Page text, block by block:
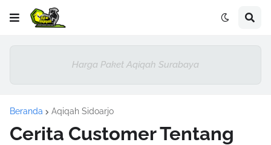
Harga Paket Aqiqah Surabaya
Beranda Aqiqah Sidoarjo
Cerita Customer Tentang